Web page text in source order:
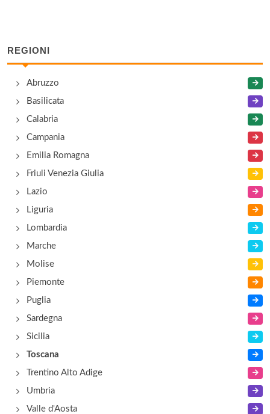
REGIONI
Abruzzo
Basilicata
Calabria
Campania
Emilia Romagna
Friuli Venezia Giulia
Lazio
Liguria
Lombardia
Marche
Molise
Piemonte
Puglia
Sardegna
Sicilia
Toscana
Trentino Alto Adige
Umbria
Valle d'Aosta